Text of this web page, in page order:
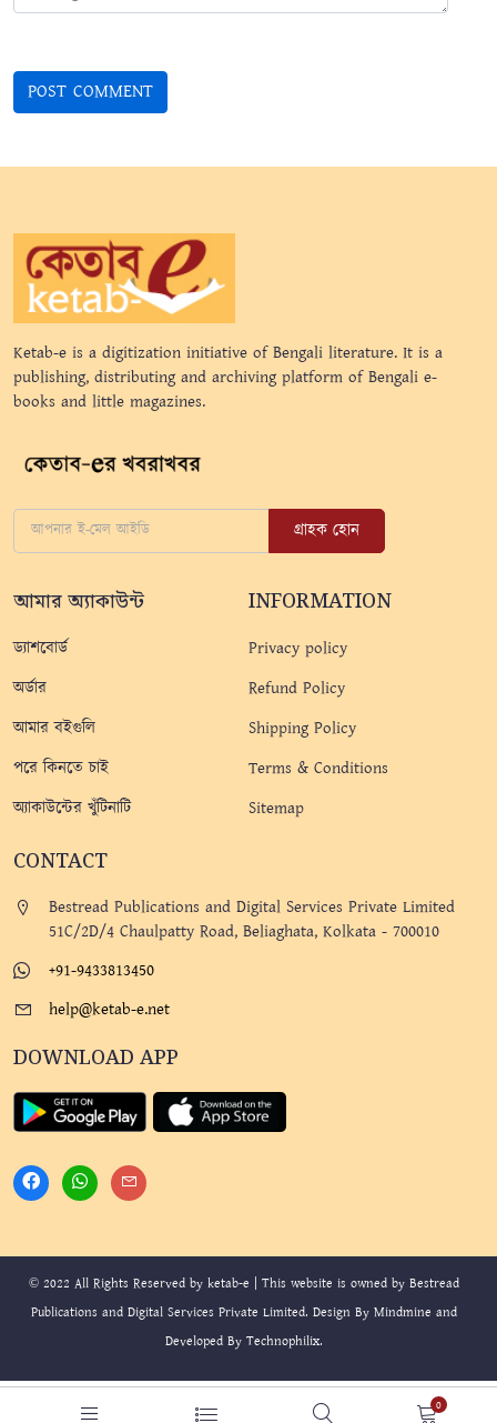
0
Ketab-e is a digitization initiative of Bengali literature. It is a
publishing, distributing and archiving platform of Bengali e-
books and little magazines.
গ্রাহক হোন
আমার অ্যাকাউন্ট
ড্যাশবোর্ড
অর্ডার
আমার বইগুলি
পরে কিনতে চাই
অ্যাকাউন্টের খুঁটিনাটি
INFORMATION
Privacy policy
Refund Policy
Shipping Policy
Terms & Conditions
Sitemap
CONTACT
Bestread Publications and Digital Services Private Limited
51C/2D/4 Chaulpatty Road, Beliaghata, Kolkata - 700010
+91-9433813450
help@ketab-e.net
DOWNLOAD APP
© 2022 All Rights Reserved by ketab-e | This website is owned by Bestread
Publications and Digital Services Private Limited. Design By Mindmine and
Developed By Technophilix.